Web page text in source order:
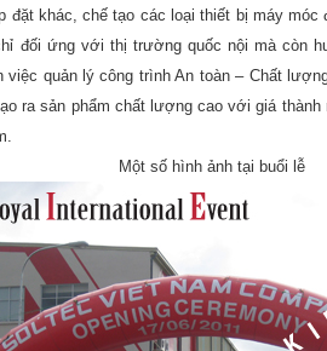
khác, chế tạo các loại thiết bị máy
đối ứng với thị trường quốc nội mà còn
quản lý công trình An toàn – Chất
ra sản phẩm chất lượng cao với giá
Một số hình ảnh tại buổi lễ